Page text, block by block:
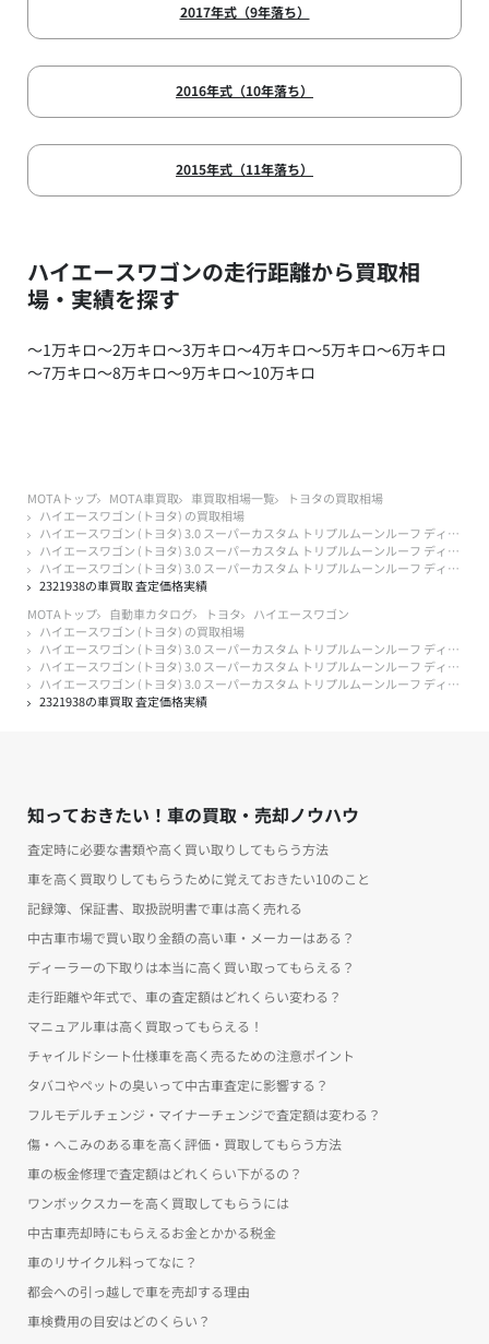
2017年式（9年落ち）
2016年式（10年落ち）
2015年式（11年落ち）
ハイエースワゴンの走行距離から買取相
場・実績を探す
～1万キロ～2万キロ～3万キロ～4万キロ～5万キロ～6万キロ
～7万キロ～8万キロ～9万キロ～10万キロ
MOTAトップ MOTA車買取 車買取相場一覧
トヨタの買取相場
ハイエースワゴン (トヨタ) の買取相場
ハイエースワゴン (トヨタ) 3.0 スーパーカスタム トリプルムーンルーフ ディーゼルターボ 4WD
ハイエースワゴン (トヨタ) 3.0 スーパーカスタム トリプルムーンルーフ ディーゼルターボ 4WD 32年落ち 1994年式
ハイエースワゴン (トヨタ) 3.0 スーパーカスタム トリプルムーンルーフ ディーゼルターボ 4WD 32年落ち 1994年式 20万キロ以上
2321938の車買取 査定価格実績
MOTAトップ
自動車カタログ トヨタ
ハイエースワゴン
ハイエースワゴン (トヨタ) の買取相場
ハイエースワゴン (トヨタ) 3.0 スーパーカスタム トリプルムーンルーフ ディーゼルターボ 4WD
ハイエースワゴン (トヨタ) 3.0 スーパーカスタム トリプルムーンルーフ ディーゼルターボ 4WD 32年落ち 1994年式
ハイエースワゴン (トヨタ) 3.0 スーパーカスタム トリプルムーンルーフ ディーゼルターボ 4WD 32年落ち 1994年式 20万キロ以上
2321938の車買取 査定価格実績
知っておきたい！車の買取・売却ノウハウ
査定時に必要な書類や高く買い取りしてもらう方法
車を高く買取りしてもらうために覚えておきたい10のこと
記録簿、保証書、取扱説明書で車は高く売れる
中古車市場で買い取り金額の高い車・メーカーはある？
ディーラーの下取りは本当に高く買い取ってもらえる？
走行距離や年式で、車の査定額はどれくらい変わる？
マニュアル車は高く買取ってもらえる！
チャイルドシート仕様車を高く売るための注意ポイント
タバコやペットの臭いって中古車査定に影響する？
フルモデルチェンジ・マイナーチェンジで査定額は変わる？
傷・へこみのある車を高く評価・買取してもらう方法
車の板金修理で査定額はどれくらい下がるの？
ワンボックスカーを高く買取してもらうには
中古車売却時にもらえるお金とかかる税金
車のリサイクル料ってなに？
都会への引っ越しで車を売却する理由
車検費用の目安はどのくらい？